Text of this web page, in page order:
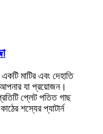
মাটির এবং দেহাতি
যা প্রয়োজন।
প্লেট পতিত গাছ
শস্যের প্যাটার্ন